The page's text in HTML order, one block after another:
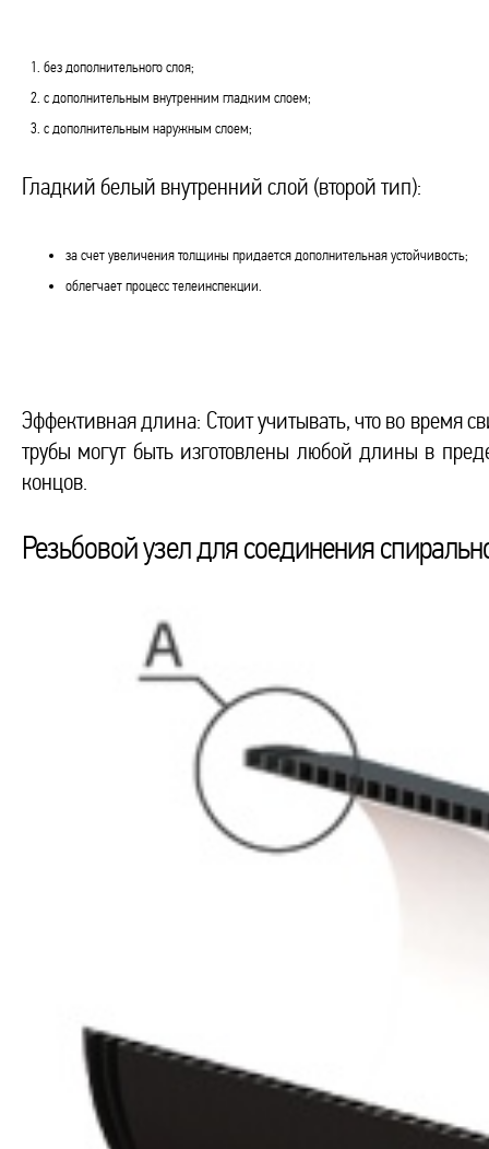
без дополнительного слоя;
с дополнительным внутренним гладким слоем;
с дополнительным наружным слоем;
Гладкий белый внутренний слой (второй тип):
за счет увеличения толщины придается дополнительная устойчивость;
облегчает процесс телеинспекции.
Эффективная длина: Стоит учитывать, что во время
трубы могут быть изготовлены любой длины в
концов.
Резьбовой узел для соединения